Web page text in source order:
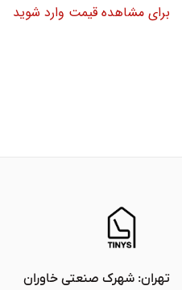
برای مشاهده قیمت وارد شوید
تهران: شهرک صنعتی خاوران